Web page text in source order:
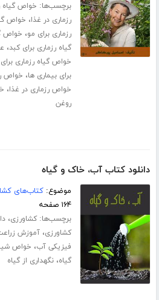
برچسب‌ها: خواص گیاه
رزماری در غذا، خواص
رزماری برای مو، خواص
گیاه رزماری برای کبد،
خواص گیاه رزماری
برای بیماری ها، خواص
خواص رزماری در غذا،
روغن
دانلود کتاب آب، خاک و گیاه
موضوع:کتاب‌های
۱۶۴ صفحه
برچسب‌ها:کشاورزی،
کشاورزی،آموزش
فیزیکی آب، خواص
گیاه،نگهداری از گیاه